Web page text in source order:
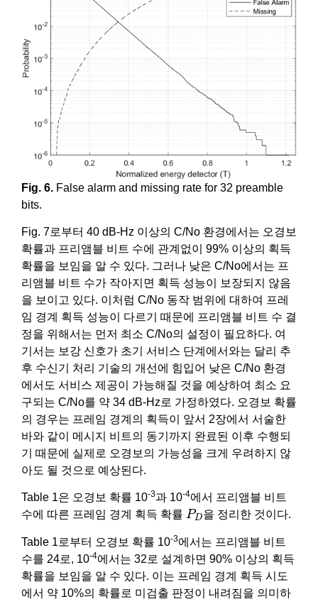
Fig. 6. False alarm and missing rate for 32 preamble
bits.
Fig. 7로부터 40 dB-Hz 이상의 C/No 환경에서는 오경보
확률과 프리앰블 비트 수에 관계없이 99% 이상의 획득
확률을 보임을 알 수 있다. 그러나 낮은 C/No에서는 프
리앰블 비트 수가 작아지면 획득 성능이 보장되지 않음
을 보이고 있다. 이처럼 C/No 동작 범위에 대하여 프레
임 경계 획득 성능이 다르기 때문에 프리앰블 비트 수 결
정을 위해서는 먼저 최소 C/No의 설정이 필요하다. 여
기서는 보강 신호가 초기 서비스 단계에서와는 달리 추
후 수신기 처리 기술의 개선에 힘입어 낮은 C/No 환경
에서도 서비스 제공이 가능해질 것을 예상하여 최소 요
구되는 C/No를 약 34 dB-Hz로 가정하였다. 오경보 확률
의 경우는 프레임 경계의 획득이 앞서 2장에서 서술한
바와 같이 메시지 비트의 동기까지 완료된 이후 수행되
기 때문에 실제로 오경보의 가능성을 크게 우려하지 않
아도 될 것으로 예상된다.
Table 1은 오경보 확률 10-3과 10-4에서 프리앰블 비트
수에 따른 프레임 경계 획득 확률 PD
PD을 정리한 것이다.
Table 1로부터 오경보 확률 10-3에서는 프리앰블 비트
수를 24로, 10-4에서는 32로 설계하면 90% 이상의 획득
확률을 보임을 알 수 있다. 이는 프레임 경계 획득 시도
에서 약 10%의 확률로 미검출 판정이 내려짐을 의미하